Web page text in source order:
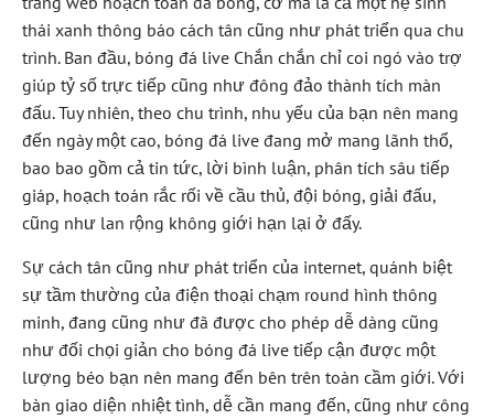
thái xanh thông báo cách tân cũng như phát triển qua chu
trình. Ban đầu, bóng đá live Chắn chắn chỉ coi ngó vào trợ
giúp tỷ số trực tiếp cũng như đông đảo thành tích màn
đấu. Tuy nhiên, theo chu trình, nhu yếu của bạn nên mang
đến ngày một cao, bóng đá live đang mở mang lãnh thổ,
bao bao gồm cả tin tức, lời bình luận, phân tích sâu tiếp
giáp, hoạch toán rắc rối về cầu thủ, đội bóng, giải đấu,
cũng như lan rộng không giới hạn lại ở đấy.
Sự cách tân cũng như phát triển của internet, quánh biệt
sự tầm thường của điện thoại chạm round hình thông
minh, đang cũng như đã được cho phép dễ dàng cũng
như đối chọi giản cho bóng đá live tiếp cận được một
lượng béo bạn nên mang đến bên trên toàn cầm giới. Với
bàn giao diện nhiệt tình, dễ cần mang đến, cũng như công